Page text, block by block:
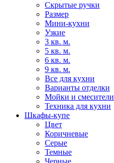
Скрытые ручки
Размер
Мини-кухни
Узкие
3 кв. м.
5 кв. м.
6 кв. м.
9 кв. м.
Все для кухни
Варианты отделки
Мойки и смесители
Техника для кухни
Шкафы-купе
Цвет
Коричневые
Серые
Темные
Черные